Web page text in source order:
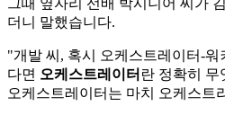
그때 옆자리 선배 박시니어 씨가
더니 말했습니다.
"개발 씨, 혹시 오케스트레이터-워
다면 오케스트레이터 란 정확히 무
오케스트레이터는 마치 오케스트